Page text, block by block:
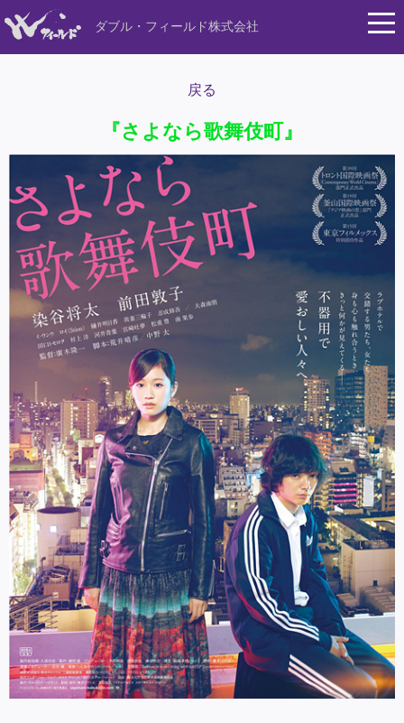
ダブル・フィールド株式会社
戻る
『さよなら歌舞伎町』